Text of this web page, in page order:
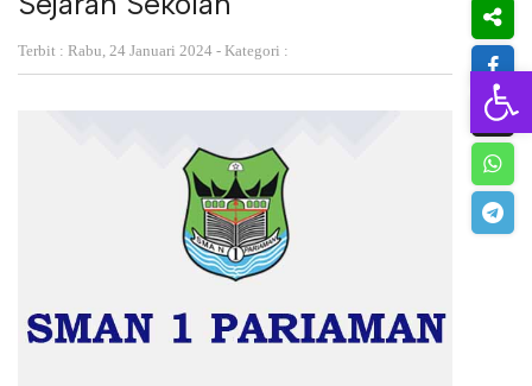
Terbit : Rabu, 24 Januari 2024 - Kategori :